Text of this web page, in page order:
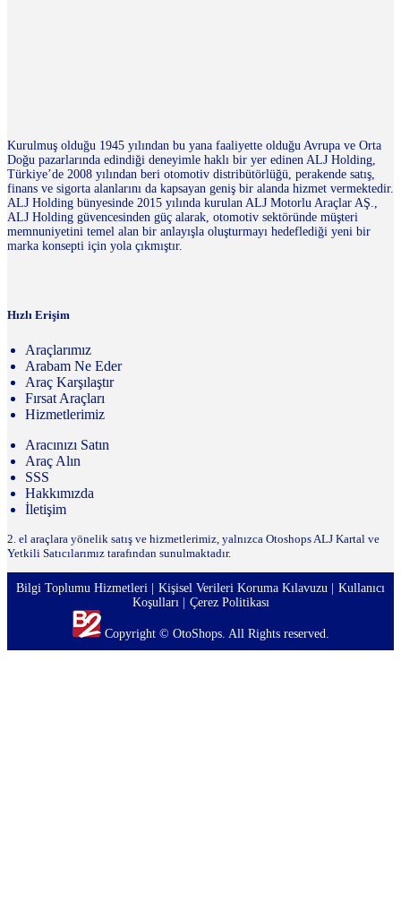
Kurulmuş olduğu 1945 yılından bu yana faaliyette olduğu Avrupa ve Orta
Doğu pazarlarında edindiği deneyimle haklı bir yer edinen ALJ Holding,
Türkiye’de 2008 yılından beri otomotiv distribütörlüğü, perakende satış,
finans ve sigorta alanlarını da kapsayan geniş bir alanda hizmet vermektedir.
ALJ Holding bünyesinde 2015 yılında kurulan ALJ Motorlu Araçlar AŞ.,
ALJ Holding güvencesinden güç alarak, otomotiv sektöründe müşteri
memnuniyetini temel alan bir anlayışla oluşturmayı hedeflediği yeni bir
marka konsepti için yola çıkmıştır.
Hızlı Erişim
Araçlarımız
Arabam Ne Eder
Araç Karşılaştır
Fırsat Araçları
Hizmetlerimiz
Aracınızı Satın
Araç Alın
SSS
Hakkımızda
İletişim
2. el araçlara yönelik satış ve hizmetlerimiz, yalnızca Otoshops ALJ Kartal ve
Yetkili Satıcılarımız tarafından sunulmaktadır.
Copyright © OtoShops. All Rights reserved.
Bilgi Toplumu Hizmetleri Kişisel Verileri Koruma Kılavuzu
Kullanıcı
Koşulları
Çerez Politikası